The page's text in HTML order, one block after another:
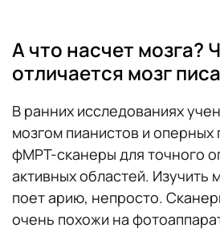
А что насчет мозга?
отличается мозг
В ранних исследованиях
мозгом пианистов и оперных
фМРТ-сканеры для точного
активных областей. Изучить
поет арию, непросто.
очень похожи на